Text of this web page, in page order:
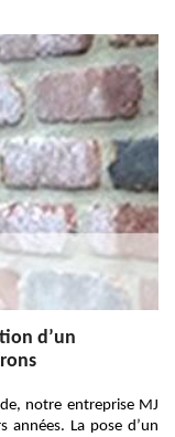
d’un
notre entreprise MJ
années. La pose d’un